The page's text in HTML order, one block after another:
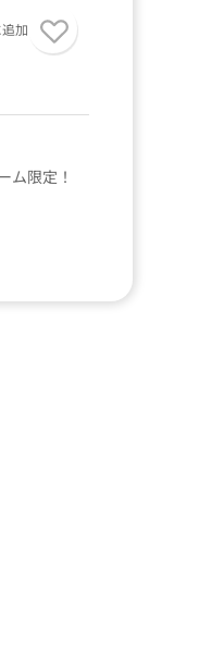
加
ム限定！